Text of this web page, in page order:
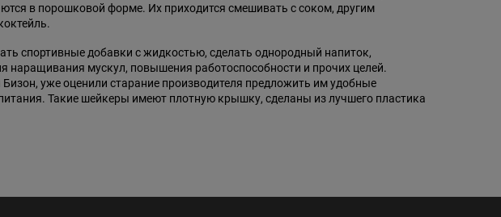
в порошковой форме. Их приходится смешивать с соком, другим
спортивные добавки с жидкостью, сделать однородный напиток,
мускул, повышения работоспособности и прочих целей.
уже оценили старание производителя предложить им удобные
Такие шейкеры имеют плотную крышку, сделаны из лучшего пластика